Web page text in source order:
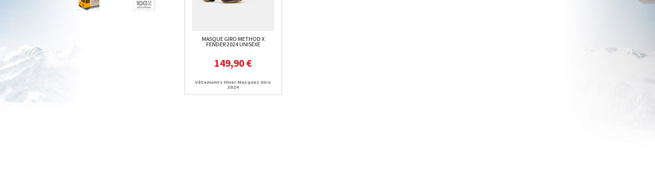
MASQUE GIRO METHOD X
FENDER 2024 UNISEXE
149,90 €
Vêtements Hiver Masques Giro
2024